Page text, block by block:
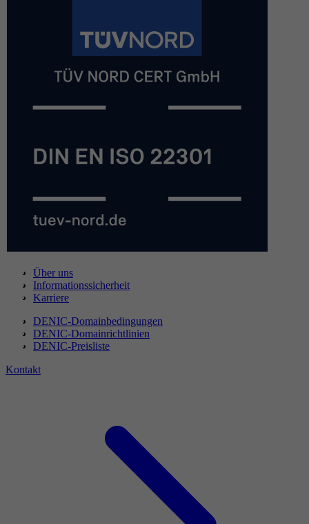
Über uns
Informationssicherheit
Karriere
DENIC-Domainbedingungen
DENIC-Domainrichtlinien
DENIC-Preisliste
Kontakt